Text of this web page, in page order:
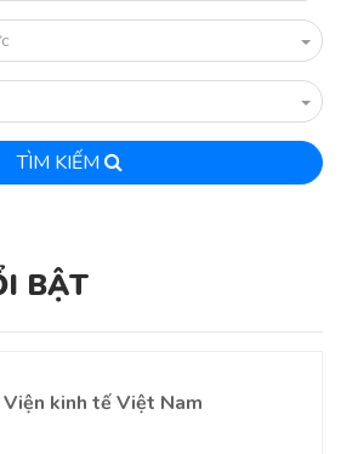
TÌM KIẾM
BẬT
Viện kinh tế Việt Nam